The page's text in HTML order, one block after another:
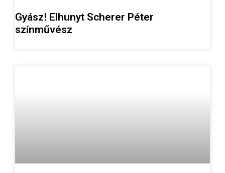
Gyász! Elhunyt Scherer Péter
színművész